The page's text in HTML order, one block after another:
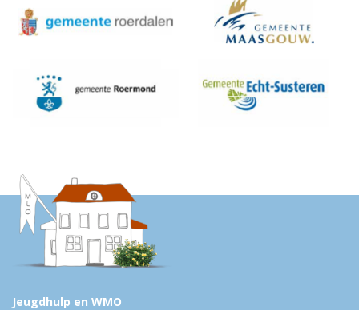
Jeugdhulp en WMO